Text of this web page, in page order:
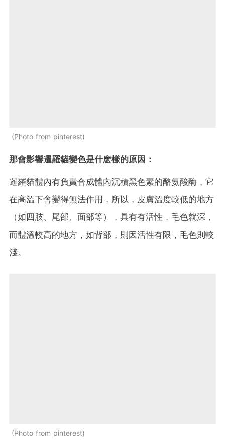
Photo from pinterest
那會影響暹羅貓變色是什麽樣的原因：
暹羅貓體內有負責合成體內沉積黑色素的酪氨酸酶，它
在高溫下會變得無法作用，所以，皮膚溫度較低的地方
（如四肢、尾部、面部等），具有有活性，毛色就深，
而體溫較高的地方，如背部，則因活性有限，毛色則較
淺。
Photo from pinterest